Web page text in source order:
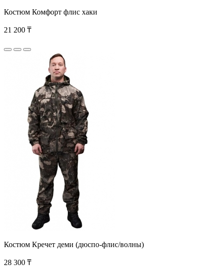
Костюм Комфорт флис хаки
21 200 ₸
Костюм Кречет деми (дюспо-флис/волны)
28 300 ₸